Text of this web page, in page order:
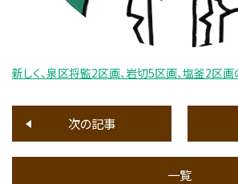
新しく、泉区将監2区画、岩切5区画、塩釜2区画
次の記事
一覧